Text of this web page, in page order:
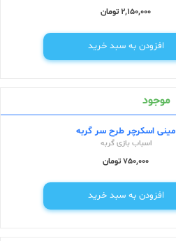
2,150,000 تومان
افزودن به سبد خرید
موجود
مینی اسکرچر طرح سر گربه
اسباب بازی گربه
750,000 تومان
افزودن به سبد خرید